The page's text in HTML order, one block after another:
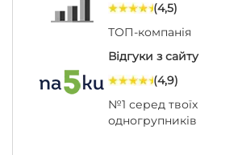
(4,5)
ТОП-компанія
Відгуки з сайту
(4,9)
№1 серед твоїх
одногрупників